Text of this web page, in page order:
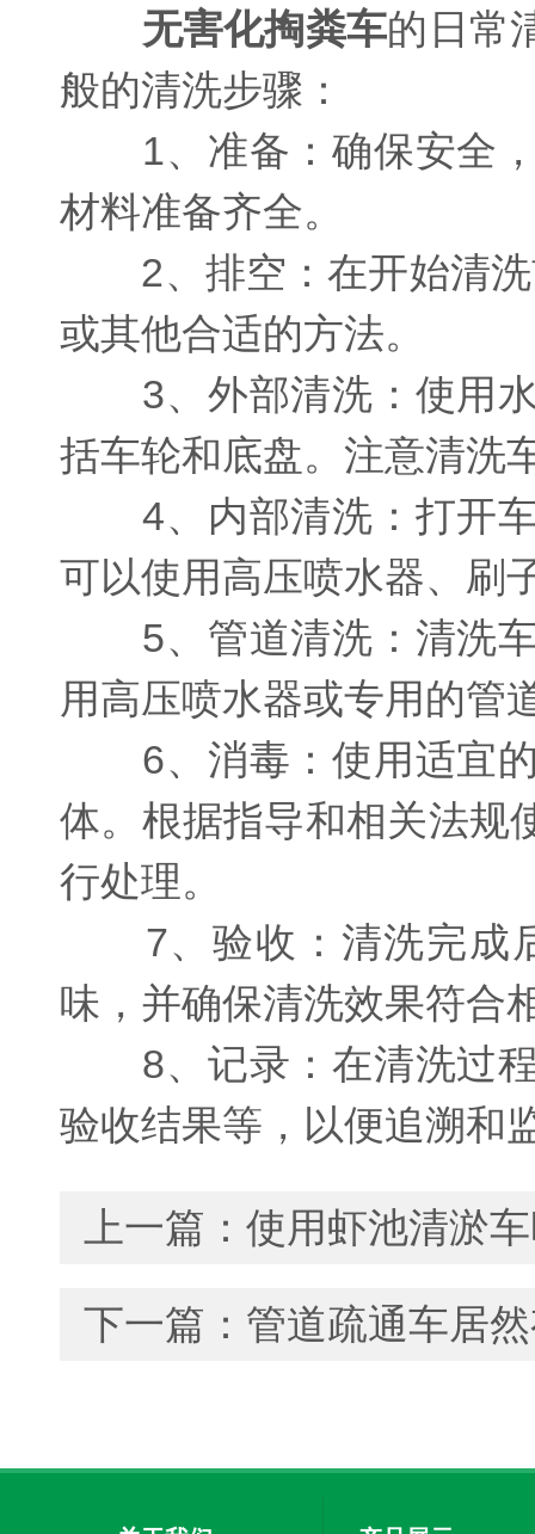
无害化掏粪车的日常
般的清洗步骤：
1、准备：确保安全，
材料准备齐全。
2、排空：在开始清洗
或其他合适的方法。
3、外部清洗：使用水
括车轮和底盘。注意清洗
4、内部清洗：打开车
可以使用高压喷水器、刷
5、管道清洗：清洗车
用高压喷水器或专用的管
6、消毒：使用适宜的
体。根据指导和相关法规
行处理。
7、验收：清洗完成后
味，并确保清洗效果符合
8、记录：在清洗过程
验收结果等，以便追溯和
上一篇： 使用虾池清淤
下一篇： 管道疏通车居